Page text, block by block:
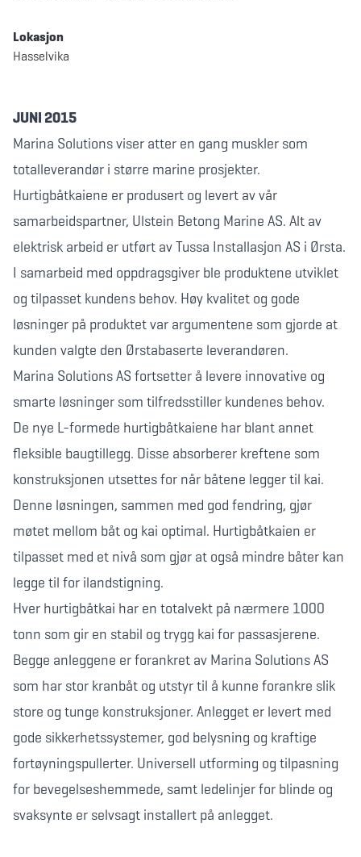
Lokasjon
Hasselvika
JUNI 2015
Marina Solutions viser atter en gang muskler som
totalleverandør i større marine prosjekter.
Hurtigbåtkaiene er produsert og levert av vår
samarbeidspartner, Ulstein Betong Marine AS. Alt av
elektrisk arbeid er utført av Tussa Installasjon AS i Ørsta.
I samarbeid med oppdragsgiver ble produktene utviklet
og tilpasset kundens behov. Høy kvalitet og gode
løsninger på produktet var argumentene som gjorde at
kunden valgte den Ørstabaserte leverandøren.
Marina Solutions AS fortsetter å levere innovative og
smarte løsninger som tilfredsstiller kundenes behov.
De nye L-formede hurtigbåtkaiene har blant annet
fleksible baugtillegg. Disse absorberer kreftene som
konstruksjonen utsettes for når båtene legger til kai.
Denne løsningen, sammen med god fendring, gjør
møtet mellom båt og kai optimal. Hurtigbåtkaien er
tilpasset med et nivå som gjør at også mindre båter kan
legge til for ilandstigning.
Hver hurtigbåtkai har en totalvekt på nærmere 1000
tonn som gir en stabil og trygg kai for passasjerene.
Begge anleggene er forankret av Marina Solutions AS
som har stor kranbåt og utstyr til å kunne forankre slik
store og tunge konstruksjoner. Anlegget er levert med
gode sikkerhetssystemer, god belysning og kraftige
fortøyningspullerter. Universell utforming og tilpasning
for bevegelseshemmede, samt ledelinjer for blinde og
svaksynte er selvsagt installert på anlegget.